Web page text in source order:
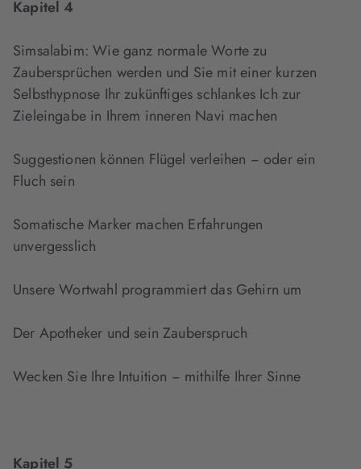
Kapitel 4
Simsalabim: Wie ganz normale Worte zu
Zaubersprüchen werden und Sie mit einer kurzen
Selbsthypnose Ihr zukünftiges schlankes Ich zur
Zieleingabe in Ihrem inneren Navi machen
Suggestionen können Flügel verleihen − oder ein
Fluch sein
Somatische Marker machen Erfahrungen
unvergesslich
Unsere Wortwahl programmiert das Gehirn um
Der Apotheker und sein Zauberspruch
Wecken Sie Ihre Intuition − mithilfe Ihrer Sinne
Kapitel 5